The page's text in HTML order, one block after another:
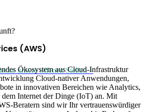
unsere offenen Stellen >
(AWS)
Ökosystem aus Cloud-Infrastruktur
Cloud-nativer Anwendungen,
in innovativen Bereichen wie Analytics,
Internet der Dinge (IoT) an. Mit
Beratern sind wir Ihr vertrauenswürdiger